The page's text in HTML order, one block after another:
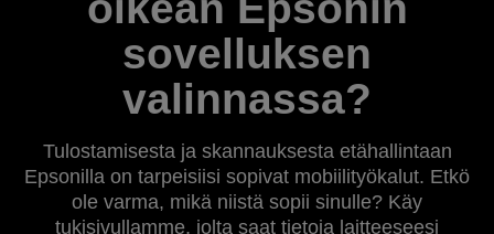
sovelluksen
valinnassa?
Tulostamisesta ja skannauksesta etähallintaan
Epsonilla on tarpeisiisi sopivat mobiilityökalut. Etkö
ole varma, mikä niistä sopii sinulle? Käy
tukisivullamme, jolta saat tietoja laitteeseesi